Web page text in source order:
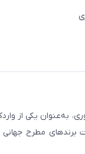
به‌عنوان یکی از